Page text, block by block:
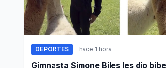
DEPORTES hace 1 hora
Gimnasta Simone Biles les dio